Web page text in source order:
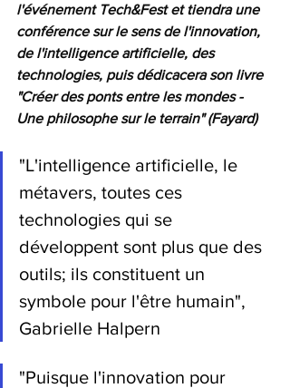
l'événement Tech&Fest et tiendra une
conférence sur le sens de l'innovation,
de l'intelligence artificielle, des
technologies, puis dédicacera son livre
"Créer des ponts entre les mondes -
Une philosophe sur le terrain" (Fayard)
"L'intelligence artificielle, le
métavers, toutes ces
technologies qui se
développent sont plus que des
outils; ils constituent un
symbole pour l'être humain",
Gabrielle Halpern
"Puisque l'innovation pour